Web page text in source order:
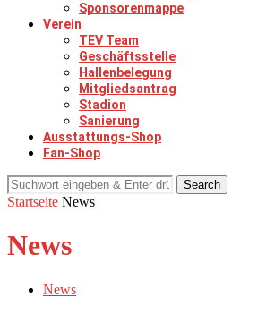
Sponsorenmappe
Verein
TEV Team
Geschäftsstelle
Hallenbelegung
Mitgliedsantrag
Stadion
Sanierung
Ausstattungs-Shop
Fan-Shop
Search
Startseite News
News
News